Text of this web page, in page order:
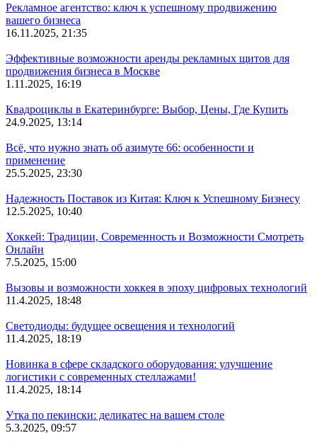
Рекламное агентство: ключ к успешному продвижению
вашего бизнеса
16.11.2025, 21:35
Эффективные возможности аренды рекламных щитов для
продвижения бизнеса в Москве
1.11.2025, 16:19
Квадроциклы в Екатеринбурге: Выбор, Цены, Где Купить
24.9.2025, 13:14
Всё, что нужно знать об азимуте 66: особенности и
применение
25.5.2025, 23:30
Надежность Поставок из Китая: Ключ к Успешному Бизнесу
12.5.2025, 10:40
Хоккей: Традиции, Современность и Возможности Смотреть
Онлайн
7.5.2025, 15:00
Вызовы и возможности хоккея в эпоху цифровых технологий
11.4.2025, 18:48
Светодиоды: будущее освещения и технологий
11.4.2025, 18:19
Новинка в сфере складского оборудования: улучшение
логистики с современных стеллажами!
11.4.2025, 18:14
Утка по пекински: деликатес на вашем столе
5.3.2025, 09:57